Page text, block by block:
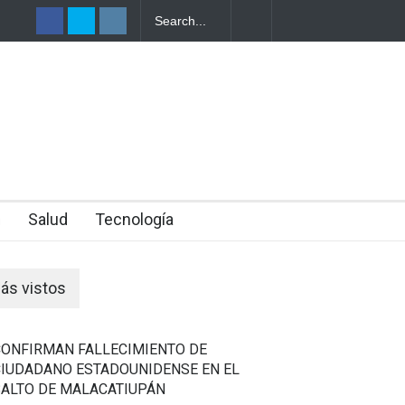
Salud Tecnología
vistos
FALLECIMIENTO DE
ESTADOUNIDENSE EN EL
DE MALACATIUPÁN